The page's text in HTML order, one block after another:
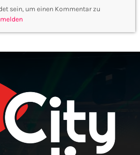
sein, um einen Kommentar zu